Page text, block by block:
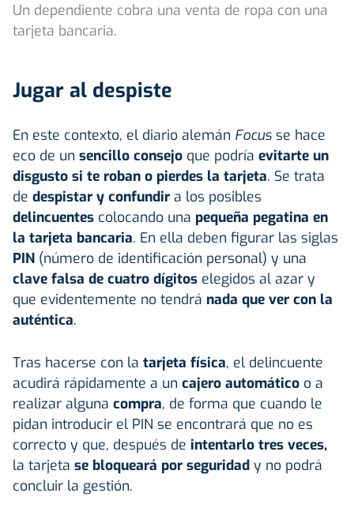
Un dependiente cobra una venta de ropa con una
tarjeta bancaria.
Jugar al despiste
En este contexto, el diario alemán Focus se hace
eco de un sencillo consejo que podría evitarte un
disgusto si te roban o pierdes la tarjeta. Se trata
de despistar y confundir a los posibles
delincuentes colocando una pequeña pegatina en
la tarjeta bancaria. En ella deben figurar las siglas
PIN (número de identificación personal) y una
clave falsa de cuatro dígitos elegidos al azar y
que evidentemente no tendrá nada que ver con la
auténtica.
Tras hacerse con la tarjeta física, el delincuente
acudirá rápidamente a un cajero automático o a
realizar alguna compra, de forma que cuando le
pidan introducir el PIN se encontrará que no es
correcto y que, después de intentarlo tres veces,
la tarjeta se bloqueará por seguridad y no podrá
concluir la gestión.